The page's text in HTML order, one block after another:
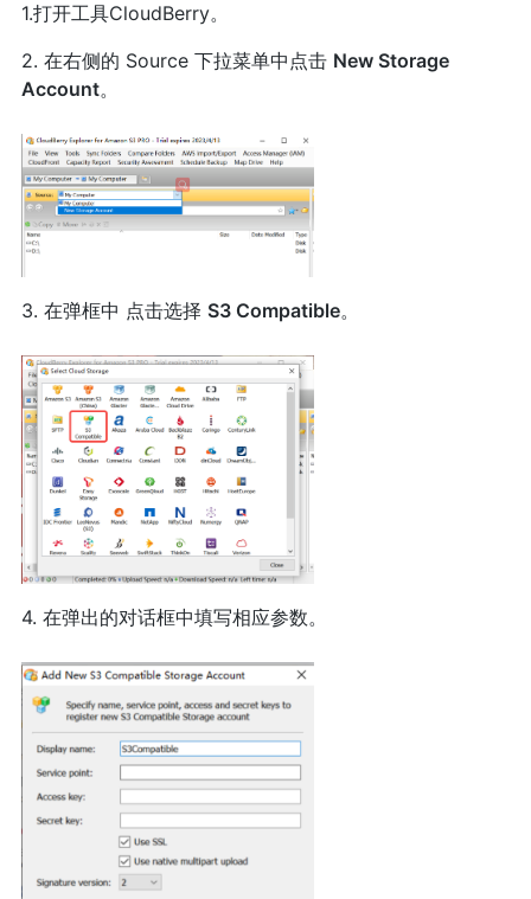
1.打开工具CloudBerry。
2. 在右侧的 Source 下拉菜单中点击 New Storage
Account。
3. 在弹框中 点击选择 S3 Compatible。
4. 在弹出的对话框中填写相应参数。